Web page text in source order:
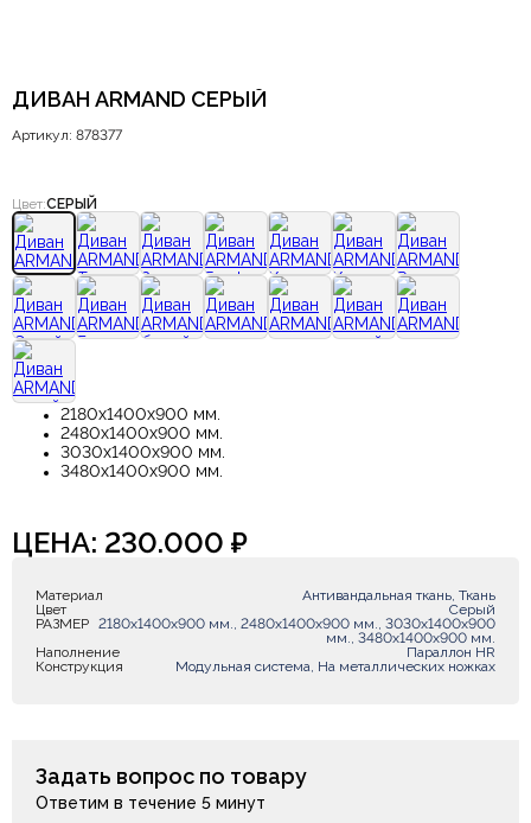
ДИВАН ARMAND СЕРЫЙ
Артикул: 878377
Цвет:СЕРЫЙ
2180х1400х900 мм.
2480х1400х900 мм.
3030х1400х900 мм.
3480х1400х900 мм.
ЦЕНА: 230.000 ₽
Материал
Антивандальная ткань, Ткань
Цвет
Серый
РАЗМЕР 2180х1400х900 мм., 2480х1400х900 мм., 3030х1400х900
мм., 3480х1400х900 мм.
Наполнение
Параллон HR
Конструкция
Модульная система, На металлических ножках
Задать вопрос по товару
Ответим в течение 5 минут